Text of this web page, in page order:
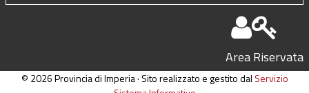
Area Riservata
© 2026 Provincia di Imperia · Sito realizzato e gestito dal Servizio